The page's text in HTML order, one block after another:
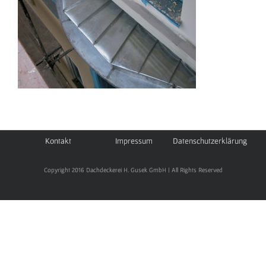
Datenschutzerklärung
Impressum
Kontakt
Copyright 2016 Dachdeckerei H. Gusek GmbH | All Rights Reserved